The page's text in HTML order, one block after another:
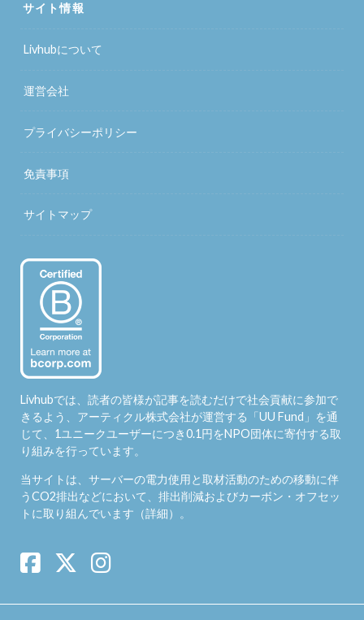
サイト情報
Livhubについて
運営会社
プライバシーポリシー
免責事項
サイトマップ
Livhubでは、読者の皆様が記事を読むだけで社会貢献に参加で
きるよう、アーティクル株式会社が運営する「UU Fund 」を通
じて、1ユニークユーザーにつき0.1円をNPO団体に寄付する取
り組みを行っています。
当サイトは、サーバーの電力使用と取材活動のための移動に伴
うCO2排出などにおいて、排出削減およびカーボン・オフセッ
トに取り組んでいます（詳細）。